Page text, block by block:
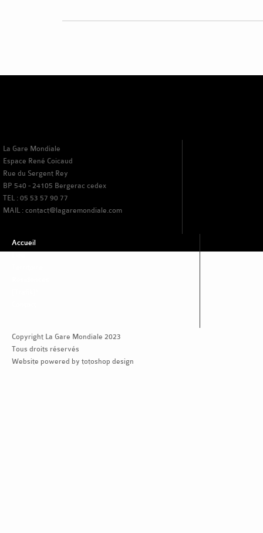
La Gare Mondiale
Espace René Coicaud
Rue du Sergent Rey
BP 540 - 24105 Bergerac cedex
TEL : 05 53 57 90 77
MAIL : contact@lagaremondiale.com
Accueil
Copyright La Gare Mondiale 2023
Tous droits réservés
Website powered by totoshop design